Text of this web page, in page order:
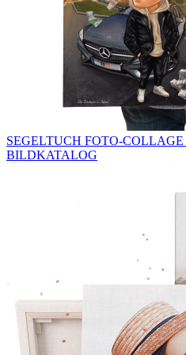
SEGELTUCH FOTO-COLLAGE
BILDKATALOG